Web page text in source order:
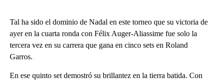
Tal ha sido el dominio de Nadal en este torneo que su victoria de
ayer en la cuarta ronda con Félix Auger-Aliassime fue solo la
tercera vez en su carrera que gana en cinco sets en Roland
Garros.
En ese quinto set demostró su brillantez en la tierra batida. Con